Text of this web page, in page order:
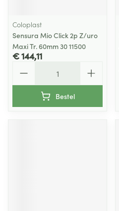
Coloplast
Sensura Mio Click 2p Z/uro
Maxi Tr. 60mm 30 11500
€ 144,11
Bestel